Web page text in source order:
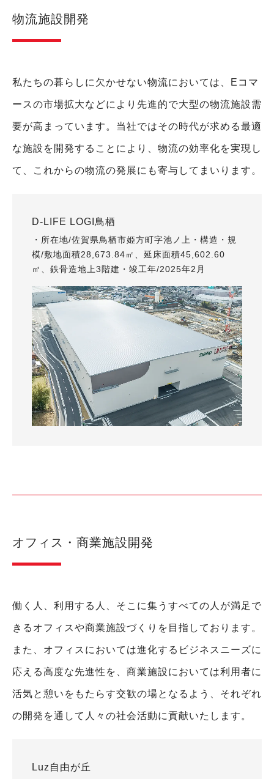
物流施設開発
私たちの暮らしに欠かせない物流においては、Eコマ
ースの市場拡大などにより先進的で大型の物流施設需
要が高まっています。当社ではその時代が求める最適
な施設を開発することにより、物流の効率化を実現し
て、これからの物流の発展にも寄与してまいります。
D‐LIFE LOGI鳥栖
・所在地/佐賀県鳥栖市姫方町字池ノ上・構造・規
模/敷地面積28,673.84㎡、延床面積45,602.60
㎡、鉄骨造地上3階建・竣工年/2025年2月
オフィス・商業施設開発
働く人、利用する人、そこに集うすべての人が満足で
きるオフィスや商業施設づくりを目指しております。
また、オフィスにおいては進化するビジネスニーズに
応える高度な先進性を、商業施設においては利用者に
活気と憩いをもたらす交歓の場となるよう、それぞれ
の開発を通して人々の社会活動に貢献いたします。
Luz自由が丘